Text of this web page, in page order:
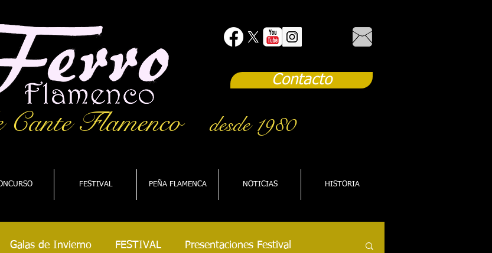
Contacto
Cante Flamencodesde 1980
FESTIVAL PEÑA FLAMENCA NOTICIAS HISTORIA
Galas de Invierno FESTIVAL Presentaciones Festival